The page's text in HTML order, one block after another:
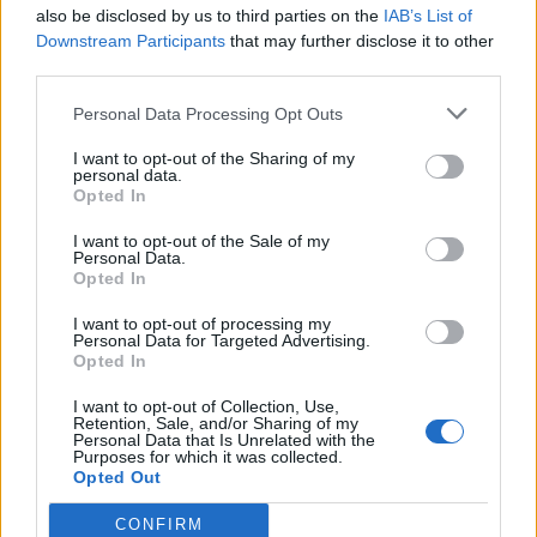
also be disclosed by us to third parties on the IAB’s List of
Downstream Participants that may further disclose it to other
Personal Data Processing Opt Outs
I want to opt-out of the Sharing of my
personal data.
Opted In
I want to opt-out of the Sale of my
Personal Data.
Opted In
I want to opt-out of processing my
Personal Data for Targeted Advertising.
Opted In
I want to opt-out of Collection, Use,
Retention, Sale, and/or Sharing of my
Personal Data that Is Unrelated with the
Purposes for which it was collected.
Opted Out
CONFIRM
Colheita de sangue regressa ao
Hospital Sousa Martins durante o mês
de agosto
DESTAQUES